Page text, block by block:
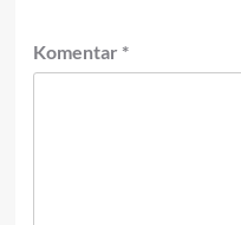
Komentar *